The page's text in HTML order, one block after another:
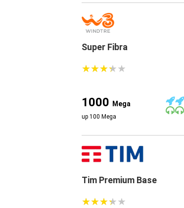
Super Fibra
★★★★★
★★★★★
1000 Mega
up 100 Mega
Tim Premium Base
★★★★★
★★★★★